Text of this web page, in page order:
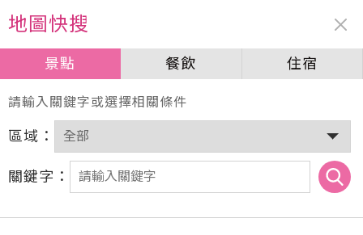
周邊資訊
景點 餐飲 住宿
地圖快搜
景點 餐飲 住宿
請輸入關鍵字或選擇相關條件
區域：
關鍵字：